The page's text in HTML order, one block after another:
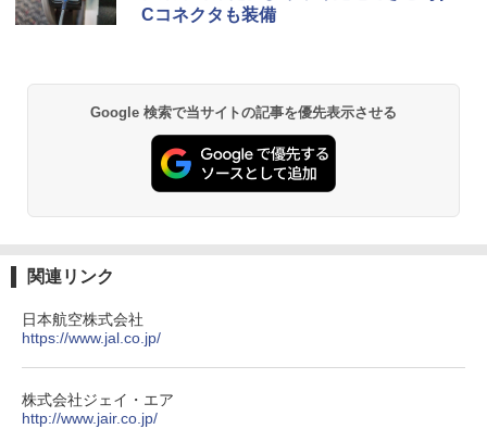
Cコネクタも装備
Google 検索で当サイトの記事を優先表示させる
関連リンク
日本航空株式会社
https://www.jal.co.jp/
株式会社ジェイ・エア
http://www.jair.co.jp/